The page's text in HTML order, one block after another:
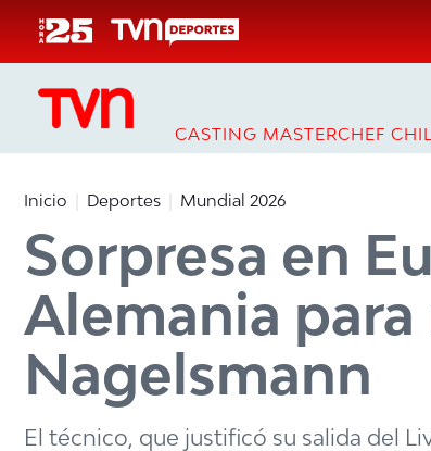
CASTING MASTERCHEF
Inicio Deportes Mundial 2026
Sorpresa en
Alemania para
Nagelsmann
El técnico, que justificó su salida del